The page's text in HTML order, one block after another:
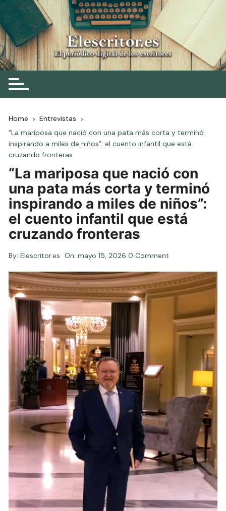
Skip
to
content
Elescritor.es
El periódico digital de los escritores
Home
Entrevistas
“La mariposa que nació con una pata más corta y terminó
inspirando a miles de niños”: el cuento infantil que está
cruzando fronteras
“La mariposa que nació con
una pata más corta y terminó
inspirando a miles de niños”:
el cuento infantil que está
cruzando fronteras
By: Elescritor.es On:mayo 15, 2026 0 Comment